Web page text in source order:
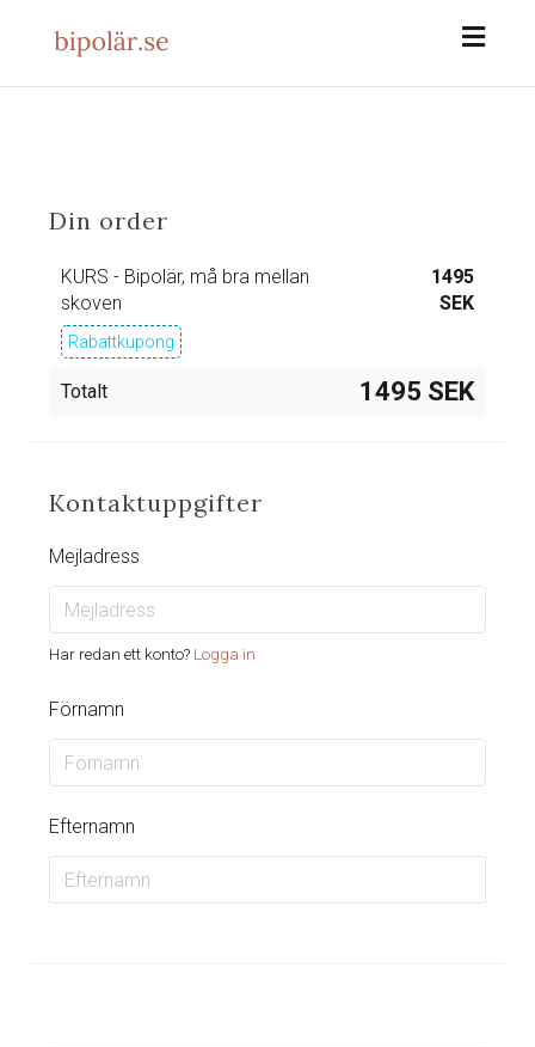
Din order
KURS - Bipolär, må bra mellan
skoven
1495
SEK
Rabattkupong
Totalt 1495 SEK
Kontaktuppgifter
Mejladress
Har redan ett konto? Logga in
Förnamn
Efternamn